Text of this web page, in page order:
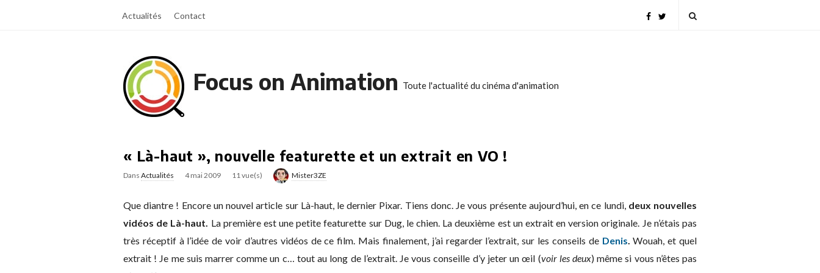
Actualités Contact
Focus on Animation Toute l'actualité du cinéma d'animation
« Là-haut », nouvelle featurette et un extrait en VO !
Dans Actualités 4 mai 2009 11 vue(s) Mister3ZE
Que diantre ! Encore un nouvel article sur Là-haut, le dernier Pixar. Tiens donc. Je vous présente aujourd’hui, en ce lundi, deux nouvelles
vidéos de Là-haut. La première est une petite featurette sur Dug, le chien. La deuxième est un extrait en version originale. Je n’étais pas
très réceptif à l’idée de voir d’autres vidéos de ce film. Mais finalement, j’ai regarder l’extrait, sur les conseils de Denis.Wouah, et quel
extrait ! Je me suis marrer comme un c… tout au long de l’extrait. Je vous conseille d’y jeter un œil (voir les deux) même si vous n’êtes pas